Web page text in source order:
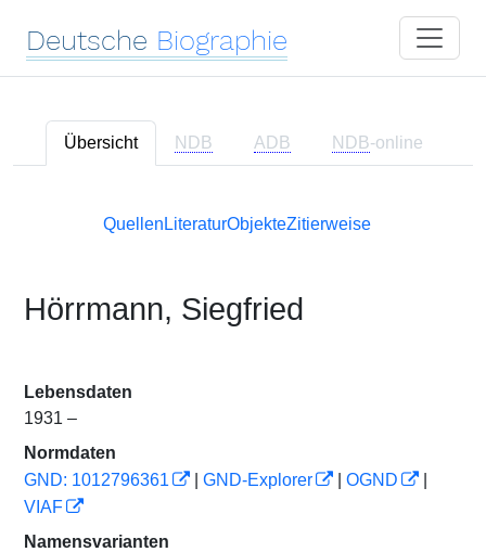
Deutsche Biographie
Übersicht NDB ADB NDB-online
Quellen LiteraturObjekteZitierweise
Hörrmann, Siegfried
Lebensdaten
1931 –
Normdaten
GND: 1012796361
GND-Explorer OGND
VIAF
Namensvarianten